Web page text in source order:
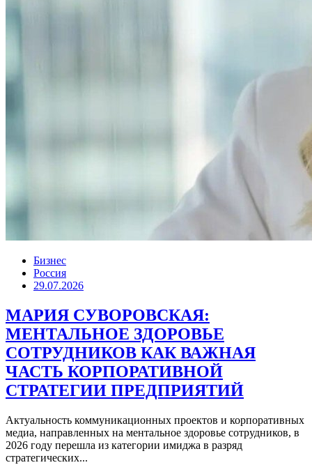
Бизнес
Россия
29.07.2026
МАРИЯ СУВОРОВСКАЯ:
МЕНТАЛЬНОЕ ЗДОРОВЬЕ
СОТРУДНИКОВ КАК ВАЖНАЯ
ЧАСТЬ КОРПОРАТИВНОЙ
СТРАТЕГИИ ПРЕДПРИЯТИЙ
Актуальность коммуникационных проектов и корпоративных
медиа, направленных на ментальное здоровье сотрудников, в
2026 году перешла из категории имиджа в разряд
стратегических...